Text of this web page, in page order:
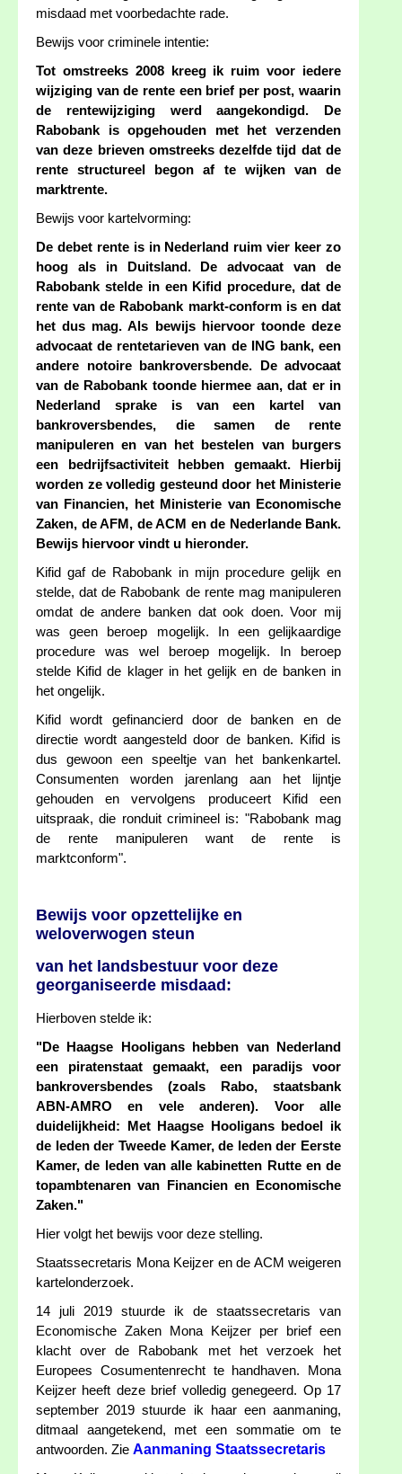
misdaad met voorbedachte rade.
Bewijs voor criminele intentie:
Tot omstreeks 2008 kreeg ik ruim voor iedere
wijziging van de rente een brief per post, waarin
de rentewijziging werd aangekondigd. De
Rabobank is opgehouden met het verzenden
van deze brieven omstreeks dezelfde tijd dat de
rente structureel begon af te wijken van de
marktrente.
Bewijs voor kartelvorming:
De debet rente is in Nederland ruim vier keer zo
hoog als in Duitsland. De advocaat van de
Rabobank stelde in een Kifid procedure, dat de
rente van de Rabobank markt-conform is en dat
het dus mag. Als bewijs hiervoor toonde deze
advocaat de rentetarieven van de ING bank, een
andere notoire bankroversbende. De advocaat
van de Rabobank toonde hiermee aan, dat er in
Nederland sprake is van een kartel van
bankroversbendes, die samen de rente
manipuleren en van het bestelen van burgers
een bedrijfsactiviteit hebben gemaakt. Hierbij
worden ze volledig gesteund door het Ministerie
van Financien, het Ministerie van Economische
Zaken, de AFM, de ACM en de Nederlande Bank.
Bewijs hiervoor vindt u hieronder.
Kifid gaf de Rabobank in mijn procedure gelijk en
stelde, dat de Rabobank de rente mag manipuleren
omdat de andere banken dat ook doen. Voor mij
was geen beroep mogelijk. In een gelijkaardige
procedure was wel beroep mogelijk. In beroep
stelde Kifid de klager in het gelijk en de banken in
het ongelijk.
Kifid wordt gefinancierd door de banken en de
directie wordt aangesteld door de banken. Kifid is
dus gewoon een speeltje van het bankenkartel.
Consumenten worden jarenlang aan het lijntje
gehouden en vervolgens produceert Kifid een
uitspraak, die ronduit crimineel is: "Rabobank mag
de rente manipuleren want de rente is
marktconform".
Bewijs voor opzettelijke en
weloverwogen steun
van het landsbestuur voor deze
georganiseerde misdaad:
Hierboven stelde ik:
"De Haagse Hooligans hebben van Nederland
een piratenstaat gemaakt, een paradijs voor
bankroversbendes (zoals Rabo, staatsbank
ABN-AMRO en vele anderen). Voor alle
duidelijkheid: Met Haagse Hooligans bedoel ik
de leden der Tweede Kamer, de leden der Eerste
Kamer, de leden van alle kabinetten Rutte en de
topambtenaren van Financien en Economische
Zaken."
Hier volgt het bewijs voor deze stelling.
Staatssecretaris Mona Keijzer en de ACM weigeren
kartelonderzoek.
14 juli 2019 stuurde ik de staatssecretaris van
Economische Zaken Mona Keijzer per brief een
klacht over de Rabobank met het verzoek het
Europees Cosumentenrecht te handhaven. Mona
Keijzer heeft deze brief volledig genegeerd. Op 17
september 2019 stuurde ik haar een aanmaning,
ditmaal aangetekend, met een sommatie om te
antwoorden. Zie Aanmaning Staatssecretaris